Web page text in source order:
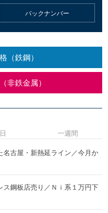
バックナンバー
（鉄鋼）
非鉄金属）
名古屋・新熱延ライン／今月か
ス鋼板店売り／Ｎｉ系１万円下
一週間